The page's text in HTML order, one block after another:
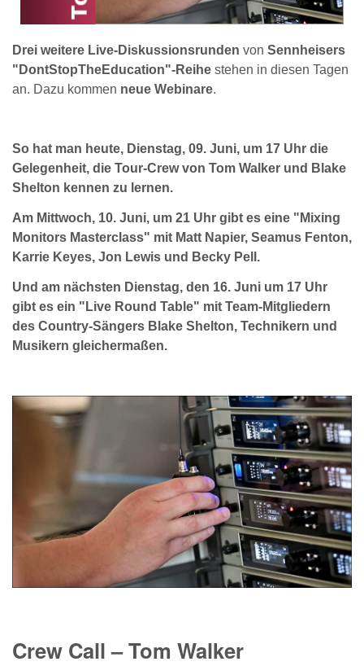
Drei weitere Live-Diskussionsrunden von Sennheisers
"DontStopTheEducation"-Reihe stehen in diesen Tagen
an. Dazu kommen neue Webinare.
So hat man heute, Dienstag, 09. Juni, um 17 Uhr die
Gelegenheit, die Tour-Crew von Tom Walker und Blake
Shelton kennen zu lernen.
Am Mittwoch, 10. Juni, um 21 Uhr gibt es eine "Mixing
Monitors Masterclass" mit Matt Napier, Seamus Fenton,
Karrie Keyes, Jon Lewis und Becky Pell.
Und am nächsten Dienstag, den 16. Juni um 17 Uhr
gibt es ein "Live Round Table" mit Team-Mitgliedern
des Country-Sängers Blake Shelton, Technikern und
Musikern gleichermaßen.
Crew Call – Tom Walker